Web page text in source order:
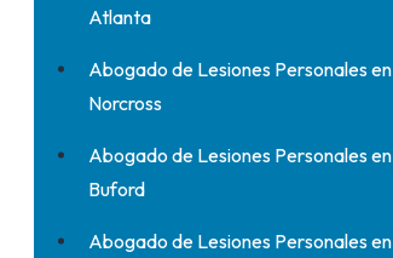
Atlanta
Abogado de Lesiones Personales en
Norcross
Abogado de Lesiones Personales en
Buford
Abogado de Lesiones Personales en